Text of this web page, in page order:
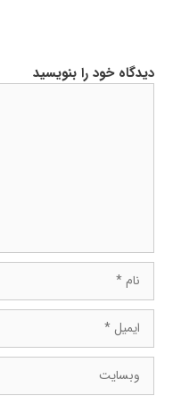
دیدگاه خود را بنویسید
ایمیل
وبسایت